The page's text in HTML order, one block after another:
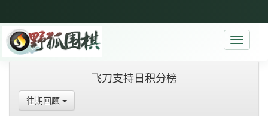
Toggle
飞刀支持日积分榜
往期回顾